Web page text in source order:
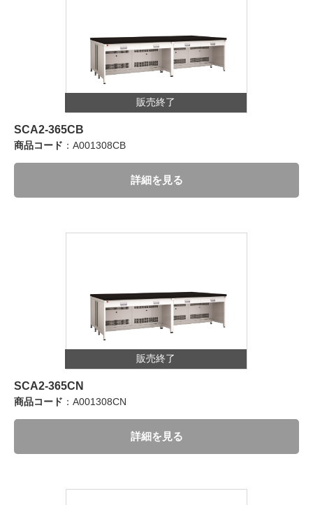
販売終了
SCA2-365CB
商品コード ：A001308CB
詳細を見る
販売終了
SCA2-365CN
商品コード ：A001308CN
詳細を見る